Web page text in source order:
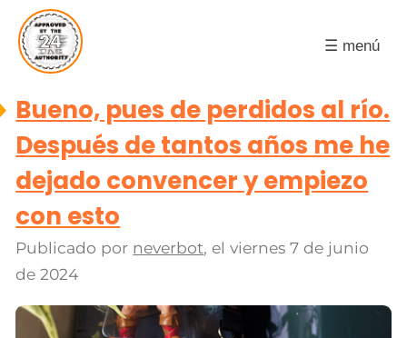
☰ menú
Bueno, pues de perdidos al río.
Después de tantos años me he
dejado convencer y empiezo
con esto
Publicado por neverbot, elviernes 7 de junio
de 2024